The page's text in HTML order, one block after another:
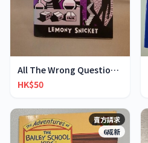
All The Wrong Questions 2: "When Did You See Her L
HK$50
賣方請求
6成新